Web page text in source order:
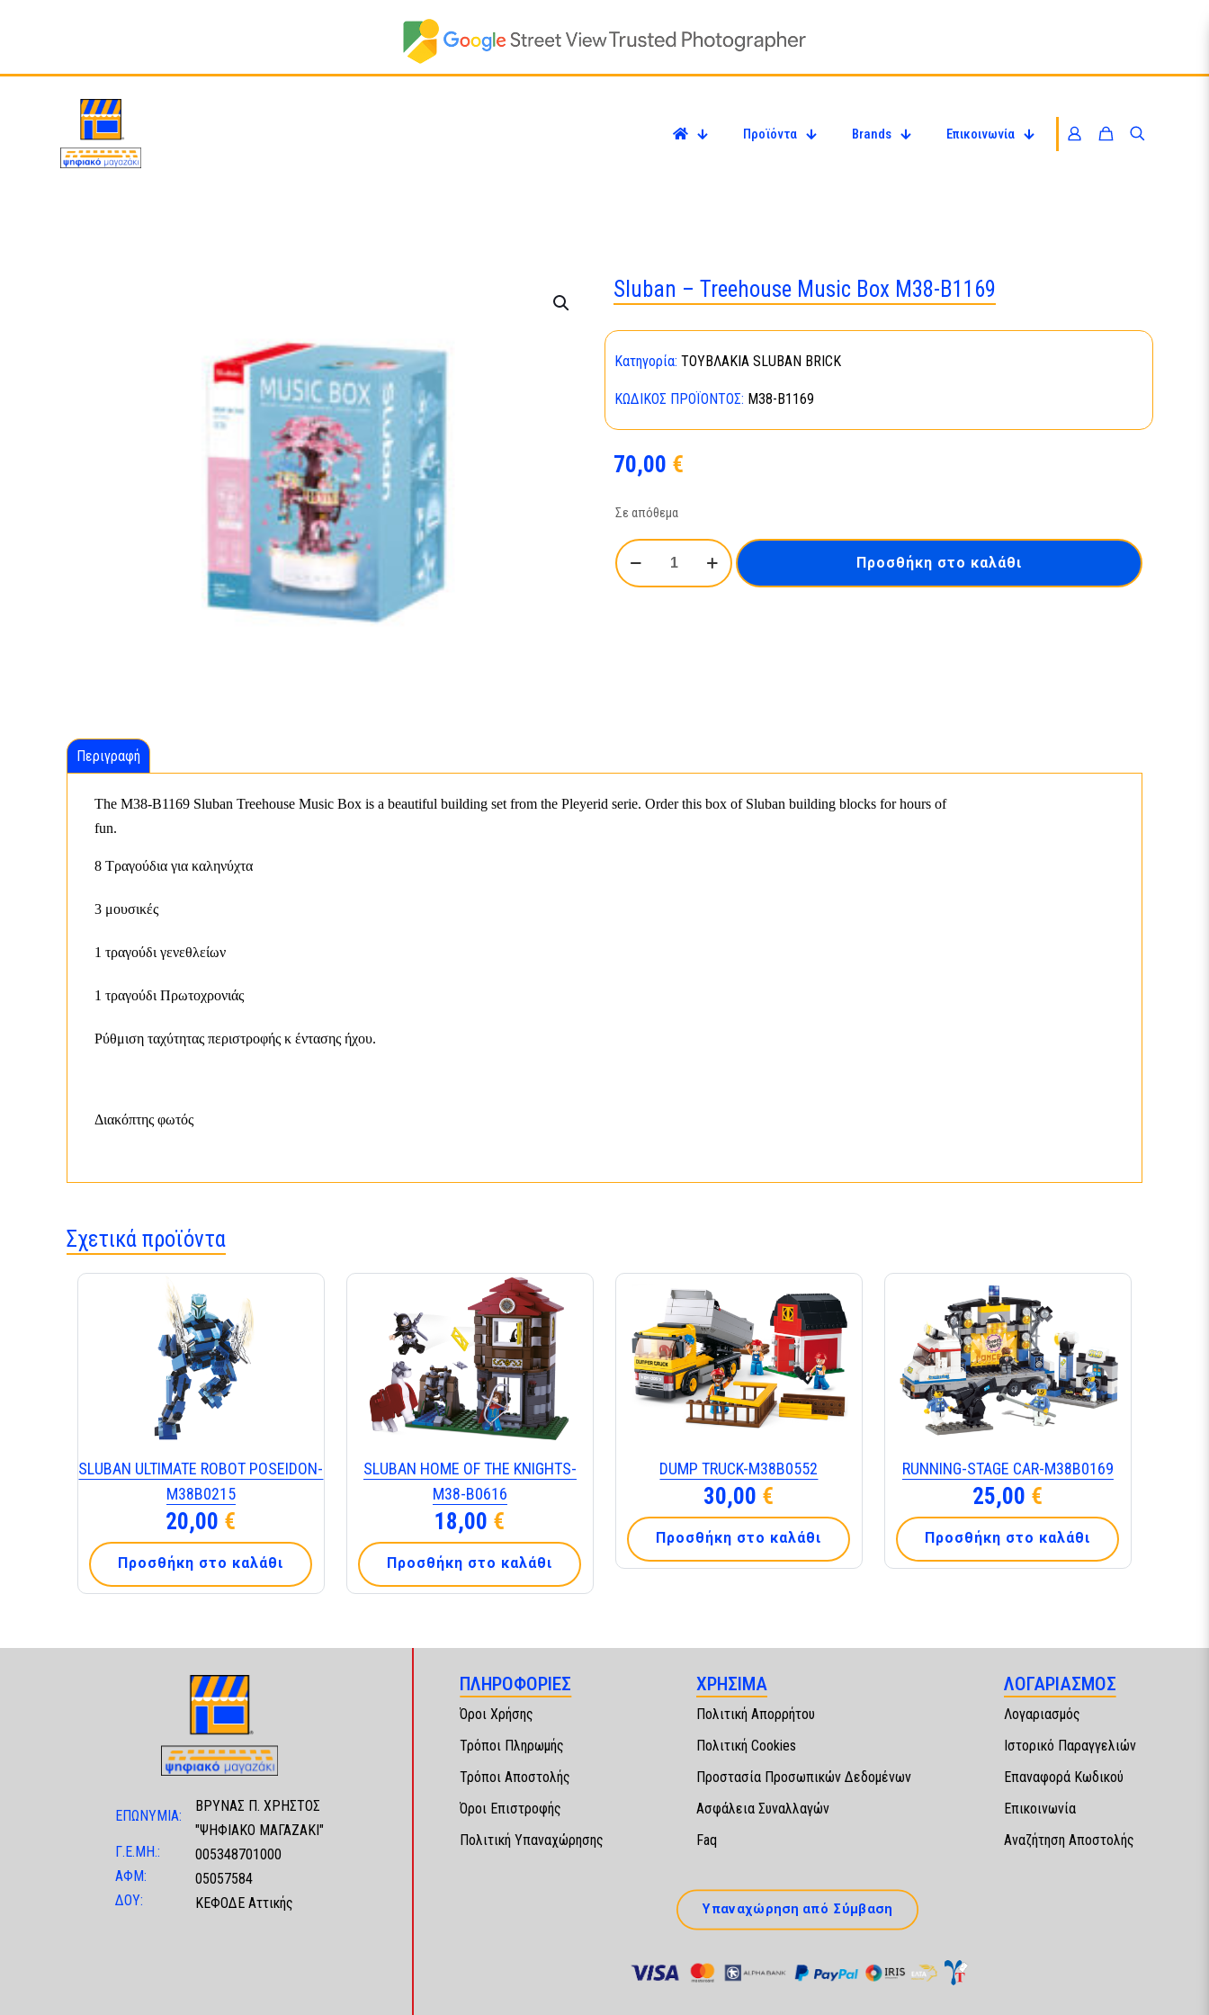
Προϊόντα Brands Επικοινωνία
Sluban – Treehouse Music Box M38-B1169
Κατηγορία: ΤΟΥΒΛΑΚΙΑ SLUBAN BRICK
ΚΩΔΙΚΌΣ ΠΡΟΪΌΝΤΟΣ: M38-B1169
70,00 €
Σε απόθεμα
Sluban
-
Προσθήκη στο καλάθι
Περιγραφή
The M38-B1169 Sluban Treehouse Music Box is a beautiful building set from the Pleyerid serie. Order this box of Sluban building blocks for hours of
fun.
8 Τραγούδια για καληνύχτα
3 μουσικές
1 τραγούδι γενεθλείων
1 τραγούδι Πρωτοχρονιάς
Ρύθμιση ταχύτητας περιστροφής κ έντασης ήχου.
Διακόπτης φωτός
Σχετικά προϊόντα
SLUBAN ULTIMATE ROBOT POSEIDON-
Μ38Β0215
20,00 €
Προσθήκη στο καλάθι
SLUBAN HOME OF THE KNIGHTS-
M38-B0616
18,00 €
Προσθήκη στο καλάθι
DUMP TRUCK-M38B0552
30,00 €
Προσθήκη στο καλάθι
RUNNING-STAGE CAR-Μ38Β0169
25,00 €
Προσθήκη στο καλάθι
ΕΠΩΝΥΜΙΑ:
ΒΡΥΝΑΣ Π. ΧΡΗΣΤΟΣ
"ΨΗΦΙΑΚΟ ΜΑΓΑΖΑΚΙ"
Γ.Ε.ΜΗ.:
005348701000
ΑΦΜ:
05057584
ΔΟΥ:
ΚΕΦΟΔΕ Αττικής
ΠΛΗΡΟΦΟΡΙΕΣ
Όροι Χρήσης
Τρόποι Πληρωμής
Τρόποι Αποστολής
Όροι Επιστροφής
Πολιτική Υπαναχώρησης
ΧΡΗΣΙΜΑ
Πολιτική Απορρήτου
Πολιτική Cookies
Προστασία Προσωπικών Δεδομένων
Ασφάλεια Συναλλαγών
Faq
ΛΟΓΑΡΙΑΣΜΟΣ
Λογαριασμός
Ιστορικό Παραγγελιών
Επαναφορά Κωδικού
Επικοινωνία
Αναζήτηση Αποστολής
Υπαναχώρηση από Σύμβαση